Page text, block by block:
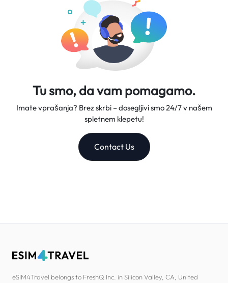
Tu smo, da vam pomagamo.
Imate vprašanja? Brez skrbi – dosegljivi smo 24/7 v našem
spletnem klepetu!
Contact Us
eSIM4Travel belongs to FreshQ Inc. in Silicon Valley, CA, United